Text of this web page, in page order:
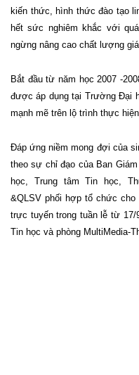
kiến thức, hình thức đào tạo
hết sức nghiêm khắc với
ngừng nâng cao chất lượng
Bắt đầu từ năm học 2007 -
được áp dụng tại Trường Đại
mạnh mẽ trên lộ trình thực
Đáp ứng niềm mong đợi của
theo sự chỉ đạo của Ban
học, Trung tâm Tin học,
&QLSV phối hợp tổ chức
trực tuyến trong tuần lễ từ 17/
Tin học và phòng MultiMedia-